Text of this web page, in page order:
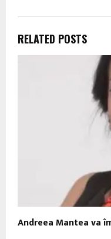
RELATED POSTS
Andreea Mantea va